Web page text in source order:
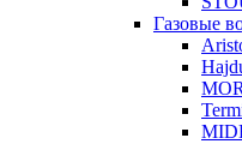
Газовые